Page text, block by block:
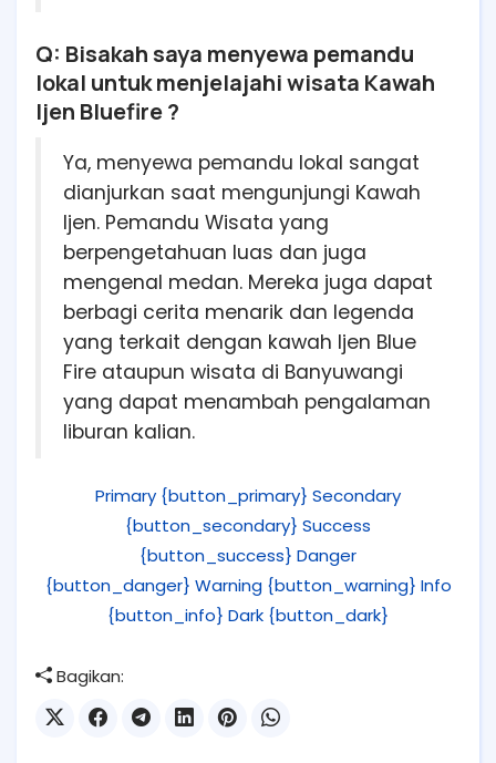
Q: Bisakah saya menyewa pemandu
lokal untuk menjelajahi wisata Kawah
Ijen Bluefire ?
Ya, menyewa pemandu lokal sangat
dianjurkan saat mengunjungi Kawah
Ijen. Pemandu Wisata yang
berpengetahuan luas dan juga
mengenal medan. Mereka juga dapat
berbagi cerita menarik dan legenda
yang terkait dengan kawah Ijen Blue
Fire ataupun wisata di Banyuwangi
yang dapat menambah pengalaman
liburan kalian.
Primary {button_primary} Secondary
{button_secondary} Success
{button_success} Danger
{button_danger} Warning {button_warning} Info
{button_info} Dark {button_dark}
Bagikan: